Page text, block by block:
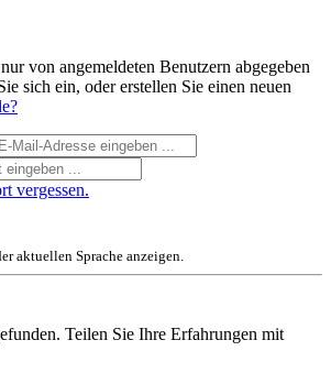
von angemeldeten Benutzern abgegeben
sich ein, oder erstellen Sie einen neuen
vergessen.
aktuellen Sprache anzeigen.
Teilen Sie Ihre Erfahrungen mit